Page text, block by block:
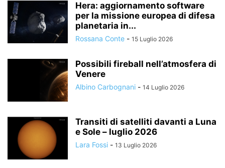
Hera: aggiornamento software
per la missione europea di difesa
planetaria in...
Rossana Conte - 15 Luglio 2026
Possibili fireball nell’atmosfera di
Venere
Albino Carbognani - 14 Luglio 2026
Transiti di satelliti davanti a Luna
e Sole – luglio 2026
Lara Fossi - 13 Luglio 2026